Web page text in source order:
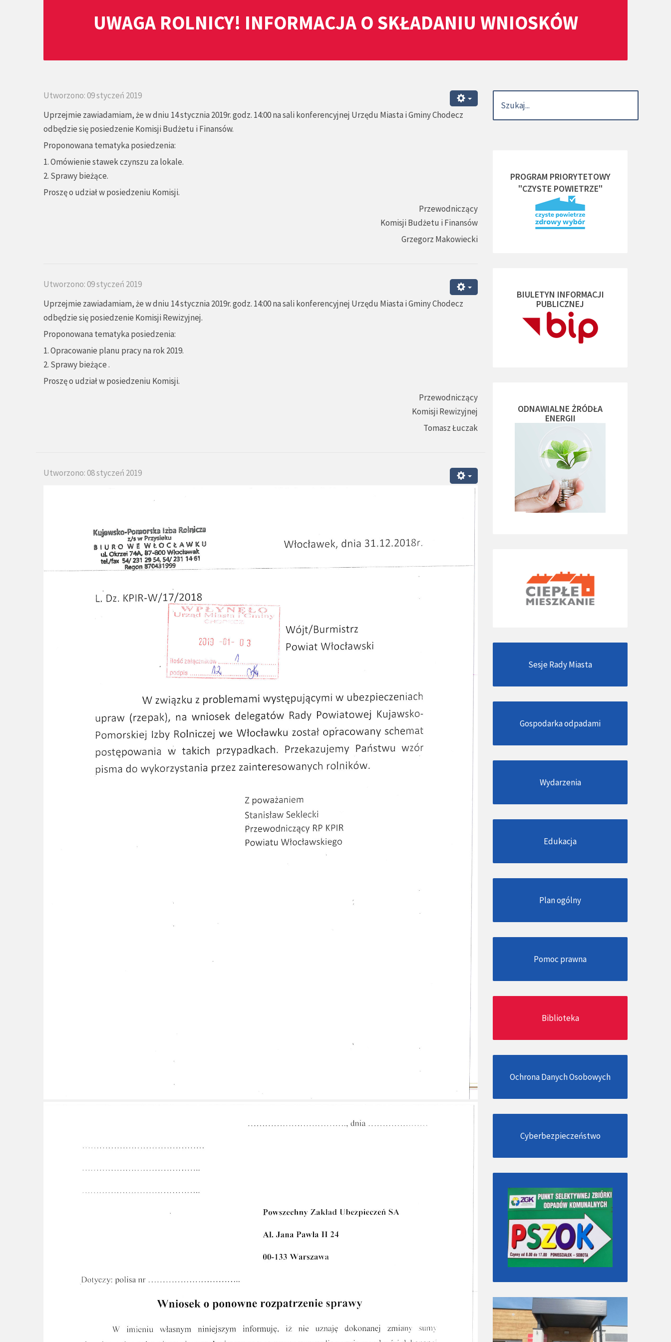
UWAGA ROLNICY! INFORMACJA O SKŁADANIU WNIOSKÓW
Utworzono: 09 styczeń 2019
Uprzejmie zawiadamiam, że w dniu 14 stycznia 2019r. godz. 14:00 na sali konferencyjnej Urzędu Miasta i Gminy Chodecz
odbędzie się posiedzenie Komisji Budżetu i Finansów.
Proponowana tematyka posiedzenia:
1. Omówienie stawek czynszu za lokale.
2. Sprawy bieżące.
Proszę o udział w posiedzeniu Komisji.
Przewodniczący
Komisji Budżetu i Finansów
Grzegorz Makowiecki
Utworzono: 09 styczeń 2019
Uprzejmie zawiadamiam, że w dniu 14 stycznia 2019r. godz. 14:00 na sali konferencyjnej Urzędu Miasta i Gminy Chodecz
odbędzie się posiedzenie Komisji Rewizyjnej.
Proponowana tematyka posiedzenia:
1. Opracowanie planu pracy na rok 2019.
2. Sprawy bieżące .
Proszę o udział w posiedzeniu Komisji.
Przewodniczący
Komisji Rewizyjnej
Tomasz Łuczak
Utworzono: 08 styczeń 2019
PROGRAM PRIORYTETOWY
"CZYSTE POWIETRZE"
BIULETYN INFORMACJI
PUBLICZNEJ
ODNAWIALNE ŻRÓDŁA
ENERGII
Sesje Rady Miasta
Gospodarka odpadami
Wydarzenia
Edukacja
Plan ogólny
Pomoc prawna
Biblioteka
Ochrona Danych Osobowych
Cyberbezpieczeństwo